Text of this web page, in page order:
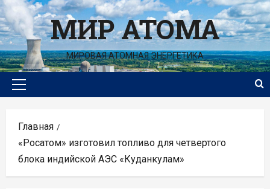
Перейти
к
содержимомуМИР АТОМА
МИРОВАЯ АТОМНАЯ ЭНЕРГЕТИКА
Основное
Главная
«Росатом» изготовил топливо для четвертого
блока индийской АЭС «Куданкулам»